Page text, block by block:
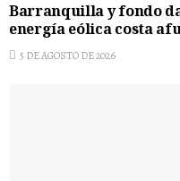
Barranquilla y fondo
energía eólica costa
5 DE AGOSTO DE 2026